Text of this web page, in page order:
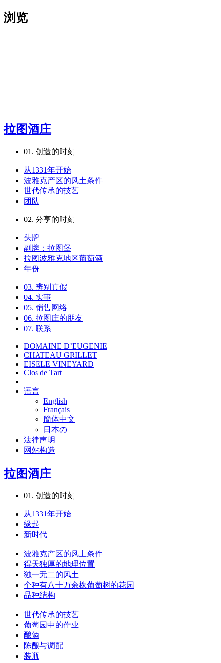
浏览
拉图酒庄
01. 创造的时刻
从1331年开始
波雅克产区的风土条件
世代传承的技艺
团队
02. 分享的时刻
头牌
副牌：拉图堡
拉图波雅克地区葡萄酒
年份
03. 辨别真假
04. 实事
05. 销售网络
06. 拉图庄的朋友
07. 联系
DOMAINE D’EUGENIE
CHATEAU GRILLET
EISELE VINEYARD
Clos de Tart
语言
English
Français
簡体中文
日本の
法律声明
网站构造
拉图酒庄
01. 创造的时刻
从1331年开始
缘起
新时代
波雅克产区的风土条件
得天独厚的地理位置
独一无二的风土
个种有八十万余株葡萄树的花园
品种结构
世代传承的技艺
葡萄园中的作业
酿酒
陈酿与调配
装瓶